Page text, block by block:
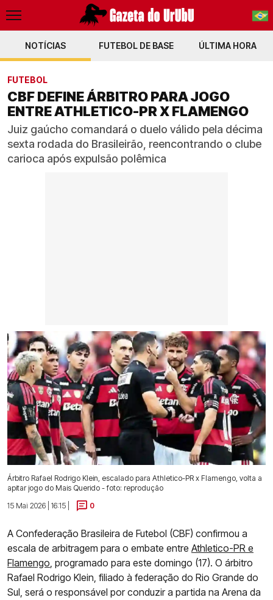
PT-BR
NOTÍCIAS FUTEBOL DE BASE ÚLTIMA HORA
FUTEBOL
CBF DEFINE ÁRBITRO PARA JOGO
ENTRE ATHLETICO-PR X FLAMENGO
Juiz gaúcho comandará o duelo válido pela décima
sexta rodada do Brasileirão, reencontrando o clube
carioca após expulsão polêmica
Árbitro Rafael Rodrigo Klein, escalado para Athletico-PR x Flamengo, volta a
apitar jogo do Mais Querido - foto: reprodução
15 Mai 2026 | 16:15 |
0
A Confederação Brasileira de Futebol (CBF) confirmou a
escala de arbitragem para o embate entre Athletico-PR e
Flamengo, programado para este domingo (17). O árbitro
Rafael Rodrigo Klein, filiado à federação do Rio Grande do
Sul, será o responsável por conduzir a partida na Arena da